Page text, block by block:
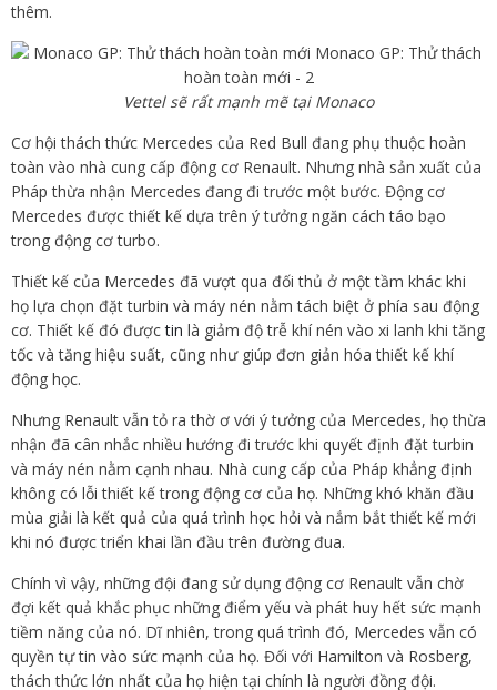
thêm.
Vettel sẽ rất mạnh mẽ tại Monaco
Cơ hội thách thức Mercedes của Red Bull đang phụ thuộc hoàn
toàn vào nhà cung cấp động cơ Renault. Nhưng nhà sản xuất của
Pháp thừa nhận Mercedes đang đi trước một bước. Động cơ
Mercedes được thiết kế dựa trên ý tưởng ngăn cách táo bạo
trong động cơ turbo.
Thiết kế của Mercedes đã vượt qua đối thủ ở một tầm khác khi
họ lựa chọn đặt turbin và máy nén nằm tách biệt ở phía sau động
cơ. Thiết kế đó đượctin là giảm độ trễ khí nén vào xi lanh khi tăng
tốc và tăng hiệu suất, cũng như giúp đơn giản hóa thiết kế khí
động học.
Nhưng Renault vẫn tỏ ra thờ ơ với ý tưởng của Mercedes, họ thừa
nhận đã cân nhắc nhiều hướng đi trước khi quyết định đặt turbin
và máy nén nằm cạnh nhau. Nhà cung cấp của Pháp khẳng định
không có lỗi thiết kế trong động cơ của họ. Những khó khăn đầu
mùa giải là kết quả của quá trình học hỏi và nắm bắt thiết kế mới
khi nó được triển khai lần đầu trên đường đua.
Chính vì vậy, những đội đang sử dụng động cơ Renault vẫn chờ
đợi kết quả khắc phục những điểm yếu và phát huy hết sức mạnh
tiềm năng của nó. Dĩ nhiên, trong quá trình đó, Mercedes vẫn có
quyền tự tin vào sức mạnh của họ. Đối với Hamilton và Rosberg,
thách thức lớn nhất của họ hiện tại chính là người đồng đội.